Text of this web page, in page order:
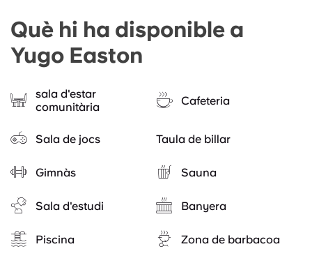
Què hi ha disponible a
Yugo Easton
sala d'estar
comunitària
Cafeteria
Sala de jocs Taula de billar
Gimnàs Sauna
Sala d'estudi Banyera
Piscina Zona de barbacoa